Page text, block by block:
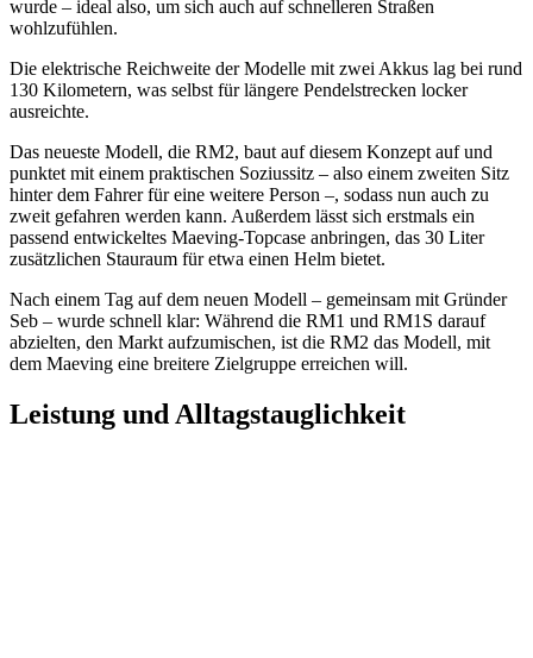
wurde – ideal also, um sich auch auf schnelleren Straßen
wohlzufühlen.
Die elektrische Reichweite der Modelle mit zwei Akkus lag bei rund
130 Kilometern, was selbst für längere Pendelstrecken locker
ausreichte.
Das neueste Modell, die RM2, baut auf diesem Konzept auf und
punktet mit einem praktischen Soziussitz – also einem zweiten Sitz
hinter dem Fahrer für eine weitere Person –, sodass nun auch zu
zweit gefahren werden kann. Außerdem lässt sich erstmals ein
passend entwickeltes Maeving-Topcase anbringen, das 30 Liter
zusätzlichen Stauraum für etwa einen Helm bietet.
Nach einem Tag auf dem neuen Modell – gemeinsam mit Gründer
Seb – wurde schnell klar: Während die RM1 und RM1S darauf
abzielten, den Markt aufzumischen, ist die RM2 das Modell, mit
dem Maeving eine breitere Zielgruppe erreichen will.
Leistung und Alltagstauglichkeit